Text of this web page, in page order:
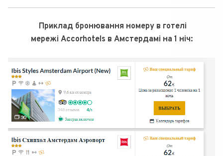
Приклад бронювання номеру в готелі
мережі Accorhotels в Амстердамі на 1 ніч: